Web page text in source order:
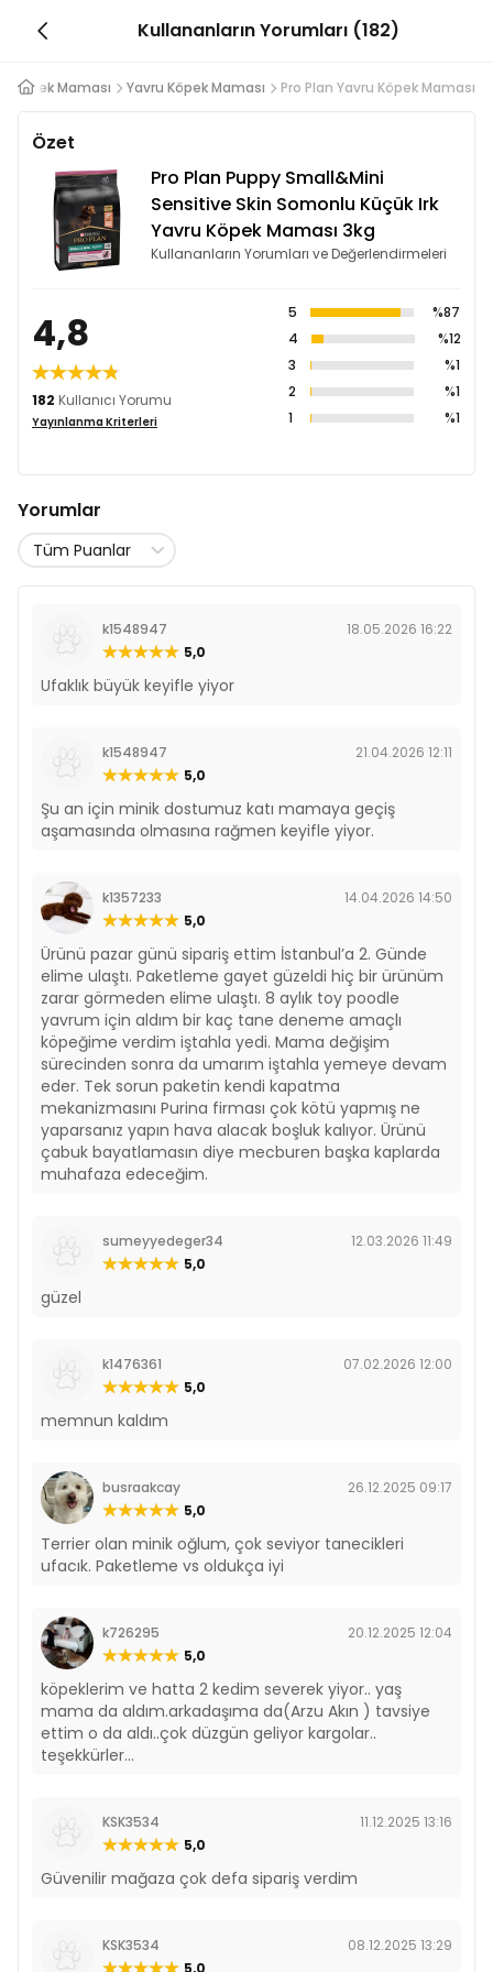
Kullananların Yorumları (182)
Köpek Maması Yavru Köpek Maması Pro Plan Yavru Köpek Maması
Özet
Pro Plan Puppy Small&Mini
Sensitive Skin Somonlu Küçük Irk
Yavru Köpek Maması 3kg
Kullananların Yorumları ve Değerlendirmeleri
4,8
182 Kullanıcı Yorumu
Yayınlanma Kriterleri
5
%87
4
%12
3
%1
2
%1
1
%1
Yorumlar
k1548947
18.05.2026 16:22
5,0
Ufaklık büyük keyifle yiyor
k1548947
21.04.2026 12:11
5,0
Şu an için minik dostumuz katı mamaya geçiş
aşamasında olmasına rağmen keyifle yiyor.
k1357233
14.04.2026 14:50
5,0
Ürünü pazar günü sipariş ettim İstanbul’a 2. Günde
elime ulaştı. Paketleme gayet güzeldi hiç bir ürünüm
zarar görmeden elime ulaştı. 8 aylık toy poodle
yavrum için aldım bir kaç tane deneme amaçlı
köpeğime verdim iştahla yedi. Mama değişim
sürecinden sonra da umarım iştahla yemeye devam
eder. Tek sorun paketin kendi kapatma
mekanizmasını Purina firması çok kötü yapmış ne
yaparsanız yapın hava alacak boşluk kalıyor. Ürünü
çabuk bayatlamasın diye mecburen başka kaplarda
muhafaza edeceğim.
sumeyyedeger34
12.03.2026 11:49
5,0
güzel
k1476361
07.02.2026 12:00
5,0
memnun kaldım
busraakcay
26.12.2025 09:17
5,0
Terrier olan minik oğlum, çok seviyor tanecikleri
ufacık. Paketleme vs oldukça iyi
k726295
20.12.2025 12:04
5,0
köpeklerim ve hatta 2 kedim severek yiyor.. yaş
mama da aldım.arkadaşıma da(Arzu Akın ) tavsiye
ettim o da aldı..çok düzgün geliyor kargolar..
teşekkürler...
KSK3534
11.12.2025 13:16
5,0
Güvenilir mağaza çok defa sipariş verdim
KSK3534
08.12.2025 13:29
5,0